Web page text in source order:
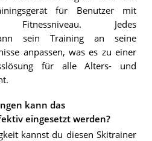
für Benutzer mit
Fitnessniveau. Jedes
sein Training an seine
anpassen, was es zu einer
für alle Alters- und
kann das
eingesetzt werden?
kannst du diesen Skitrainer